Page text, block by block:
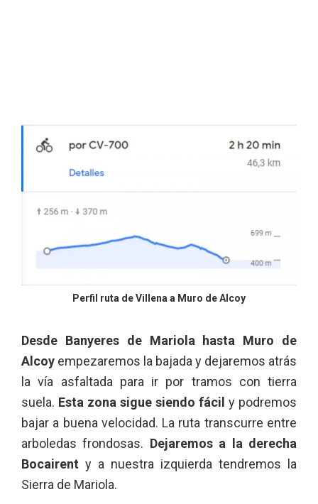
Perfil ruta de Villena a Muro de Alcoy
Desde Banyeres de Mariola hasta Muro de
Alcoy empezaremos la bajada y dejaremos atrás
la vía asfaltada para ir por tramos con tierra
suela. Esta zona sigue siendo fácil y podremos
bajar a buena velocidad. La ruta transcurre entre
arboledas frondosas. Dejaremos a la derecha
Bocairent y a nuestra izquierda tendremos la
Sierra de Mariola.